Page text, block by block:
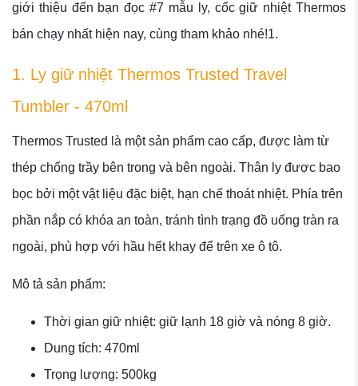
giới thiệu đến bạn đọc #7 mẫu ly, cốc giữ nhiệt Thermos
bán chạy nhất hiện nay, cùng tham khảo nhé!1.
1. Ly giữ nhiệt Thermos Trusted Travel
Tumbler - 470ml
Thermos Trusted là một sản phẩm cao cấp, được làm từ
thép chống trầy bên trong và bên ngoài. Thân ly được bao
bọc bởi một vật liệu đặc biệt, hạn chế thoát nhiệt. Phía trên
phần nắp có khóa an toàn, tránh tình trạng đồ uống tràn ra
ngoài, phù hợp với hầu hết khay để trên xe ô tô.
Mô tả sản phẩm:
Thời gian giữ nhiệt: giữ lạnh 18 giờ và nóng 8 giờ.
Dung tích: 470ml
Trọng lượng: 500kg